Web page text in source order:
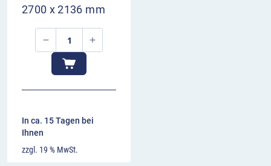
2700 x 2136 mm
In ca. 15 Tagen bei
Ihnen
zzgl. 19 % MwSt.